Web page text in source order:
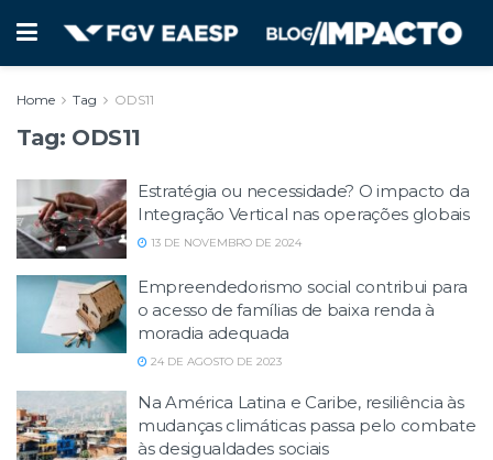
Home Tag ODS11
Tag: ODS11
Estratégia ou necessidade? O impacto da
Integração Vertical nas operações globais
13 DE NOVEMBRO DE 2024
Empreendedorismo social contribui para
o acesso de famílias de baixa renda à
moradia adequada
24 DE AGOSTO DE 2023
Na América Latina e Caribe, resiliência às
mudanças climáticas passa pelo combate
às desigualdades sociais